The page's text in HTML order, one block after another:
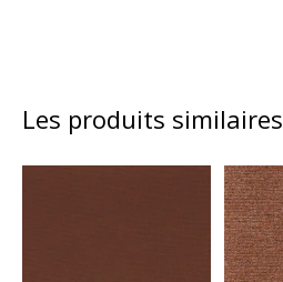
Les produits similaires